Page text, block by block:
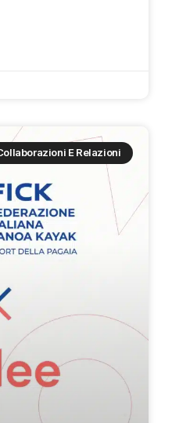
E Relazioni